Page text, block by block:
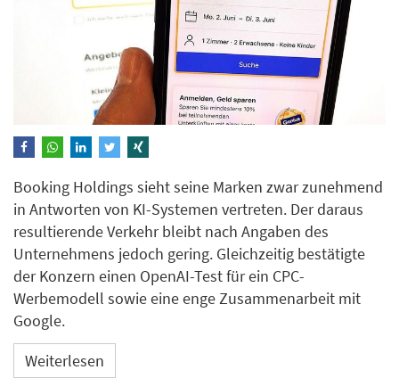
Booking Holdings sieht seine Marken zwar zunehmend
in Antworten von KI-Systemen vertreten. Der daraus
resultierende Verkehr bleibt nach Angaben des
Unternehmens jedoch gering. Gleichzeitig bestätigte
der Konzern einen OpenAI-Test für ein CPC-
Werbemodell sowie eine enge Zusammenarbeit mit
Google.
Weiterlesen